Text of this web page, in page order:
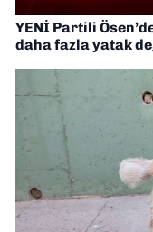
YENİ Partili
daha fazla yatak